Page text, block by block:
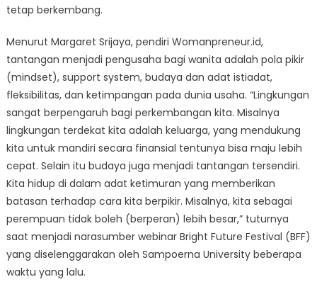
tetap berkembang.
Menurut Margaret Srijaya, pendiri Womanpreneur.id,
tantangan menjadi pengusaha bagi wanita adalah pola pikir
(mindset), support system, budaya dan adat istiadat,
fleksibilitas, dan ketimpangan pada dunia usaha. “Lingkungan
sangat berpengaruh bagi perkembangan kita. Misalnya
lingkungan terdekat kita adalah keluarga, yang mendukung
kita untuk mandiri secara finansial tentunya bisa maju lebih
cepat. Selain itu budaya juga menjadi tantangan tersendiri.
Kita hidup di dalam adat ketimuran yang memberikan
batasan terhadap cara kita berpikir. Misalnya, kita sebagai
perempuan tidak boleh (berperan) lebih besar,” tuturnya
saat menjadi narasumber webinar Bright Future Festival (BFF)
yang diselenggarakan oleh Sampoerna University beberapa
waktu yang lalu.